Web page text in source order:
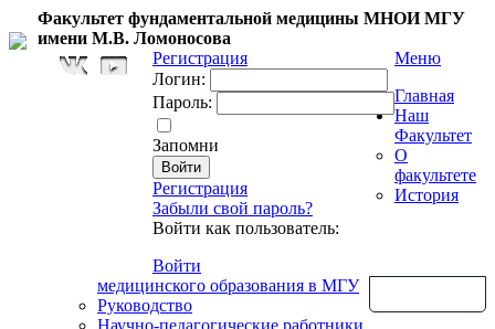
Факультет фундаментальной медицины МНОИ МГУ
имени М.В. Ломоносова
Регистрация
Логин:
Пароль:
Запомни
Регистрация
Забыли свой пароль?
Войти как пользователь:
Войти
Меню
Главная
Наш
Факультет
О
факультете
История
медицинского образования в МГУ
Руководство
Научно-педагогические работники